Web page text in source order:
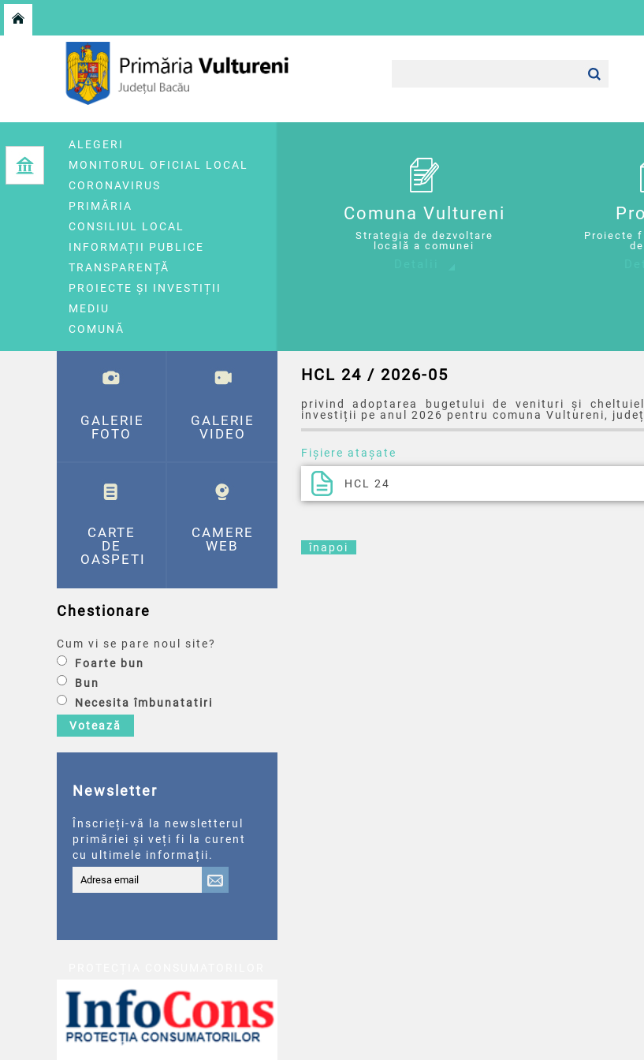
ALEGERI
MONITORUL OFICIAL LOCAL
CORONAVIRUS
PRIMĂRIA
CONSILIUL LOCAL
INFORMAȚII PUBLICE
TRANSPARENȚĂ
PROIECTE ȘI INVESTIȚII
MEDIU
COMUNĂ
Comuna Vultureni
Strategia de dezvoltare
locală a comunei
Proiecte
HCL 24 / 2026-05
privind adoptarea bugetului de venituri și
investiții pe anul 2026 pentru comuna Vultureni,
Fișiere atașate
HCL 24
înapoi
GALERIE
FOTO
GALERIE
VIDEO
CARTE
DE
OASPETI
CAMERE
WEB
Chestionare
Cum vi se pare noul site?
Foarte bun
Bun
Necesita îmbunatatiri
Votează
Newsletter
Înscrieți-vă la newsletterul
primăriei și veți fi la curent
cu ultimele informații.